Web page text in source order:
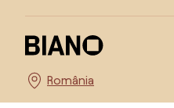
Alege țara